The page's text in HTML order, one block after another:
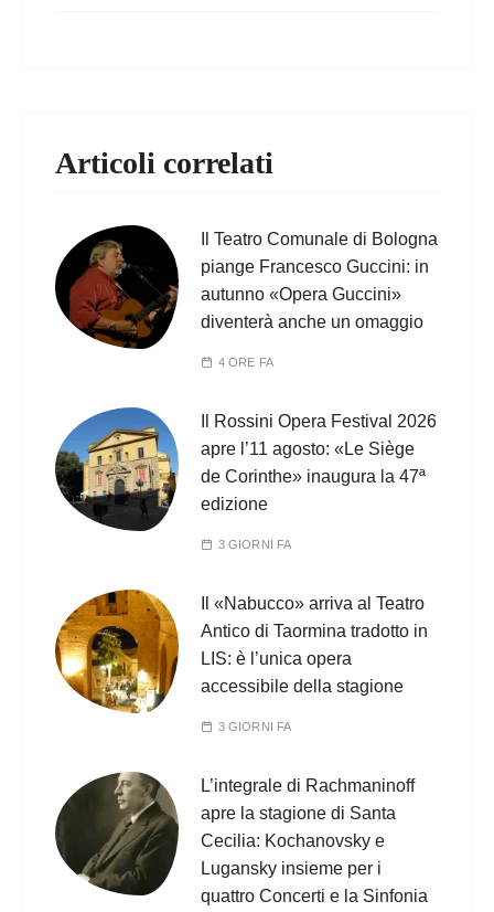
Articoli correlati
Il Teatro Comunale di Bologna
piange Francesco Guccini: in
autunno «Opera Guccini»
diventerà anche un omaggio
4 ORE FA
Il Rossini Opera Festival 2026
apre l’11 agosto: «Le Siège
de Corinthe» inaugura la 47ª
edizione
3 GIORNI FA
Il «Nabucco» arriva al Teatro
Antico di Taormina tradotto in
LIS: è l’unica opera
accessibile della stagione
3 GIORNI FA
L’integrale di Rachmaninoff
apre la stagione di Santa
Cecilia: Kochanovsky e
Lugansky insieme per i
quattro Concerti e la Sinfonia